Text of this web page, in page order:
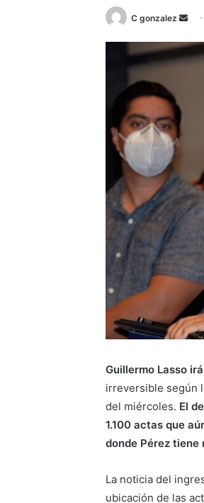
C gonzalez
Guillermo Lasso
irreversible según
del miércoles. El
1.100 actas que
donde Pérez
La noticia del
ubicación de las